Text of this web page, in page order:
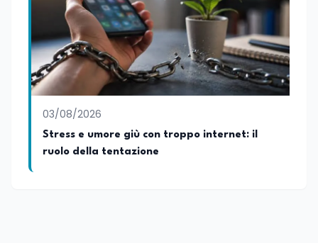
03/08/2026
Stress e umore giù con troppo internet: il
ruolo della tentazione